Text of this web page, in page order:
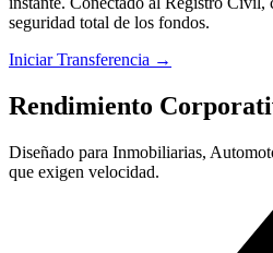
seguridad total de los fondos.
Iniciar Transferencia →
Rendimiento
Diseñado para Inmobiliarias,
que exigen velocidad.